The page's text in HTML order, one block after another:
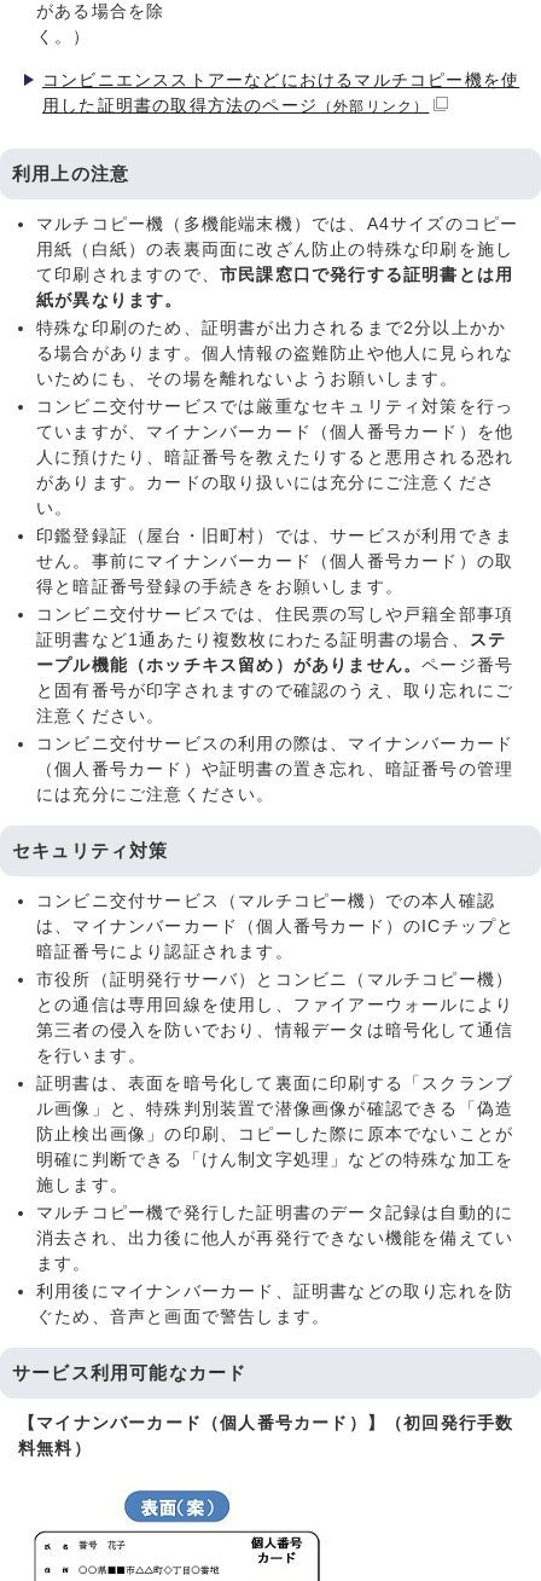
がある場合を除
く。）
コンビニエンスストアーなどにおけるマルチコピー機を使
用した証明書の取得方法のページ
（外部リンク）
利用上の注意
マルチコピー機（多機能端末機）では、A4サイズのコピー
用紙（白紙）の表裏両面に改ざん防止の特殊な印刷を施し
て印刷されますので、 市民課窓口で発行する証明書とは用
紙が異なります。
特殊な印刷のため、証明書が出力されるまで2分以上かか
る場合があります。個人情報の盗難防止や他人に見られな
いためにも、その場を離れないようお願いします。
コンビニ交付サービスでは厳重なセキュリティ対策を行っ
ていますが、マイナンバーカード（個人番号カード）を他
人に預けたり、暗証番号を教えたりすると悪用される恐れ
があります。カードの取り扱いには充分にご注意くださ
い。
印鑑登録証（屋台・旧町村）では、サービスが利用できま
せん。事前にマイナンバーカード（個人番号カード）の取
得と暗証番号登録の手続きをお願いします。
コンビニ交付サービスでは、住民票の写しや戸籍全部事項
証明書など1通あたり複数枚にわたる証明書の場合、 ステ
ープル機能（ホッチキス留め）がありません。ページ番号
と固有番号が印字されますので確認のうえ、取り忘れにご
注意ください。
コンビニ交付サービスの利用の際は、マイナンバーカード
（個人番号カード）や証明書の置き忘れ、暗証番号の管理
には充分にご注意ください。
セキュリティ対策
コンビニ交付サービス（マルチコピー機）での本人確認
は、マイナンバーカード（個人番号カード）のICチップと
暗証番号により認証されます。
市役所（証明発行サーバ）とコンビニ（マルチコピー機）
との通信は専用回線を使用し、ファイアーウォールにより
第三者の侵入を防いでおり、情報データは暗号化して通信
を行います。
証明書は、表面を暗号化して裏面に印刷する「スクランブ
ル画像」と、特殊判別装置で潜像画像が確認できる「偽造
防止検出画像」の印刷、コピーした際に原本でないことが
明確に判断できる「けん制文字処理」などの特殊な加工を
施します。
マルチコピー機で発行した証明書のデータ記録は自動的に
消去され、出力後に他人が再発行できない機能を備えてい
ます。
利用後にマイナンバーカード、証明書などの取り忘れを防
ぐため、音声と画面で警告します。
サービス利用可能なカード
【マイナンバーカード（個人番号カード）】（初回発行手数
料無料）